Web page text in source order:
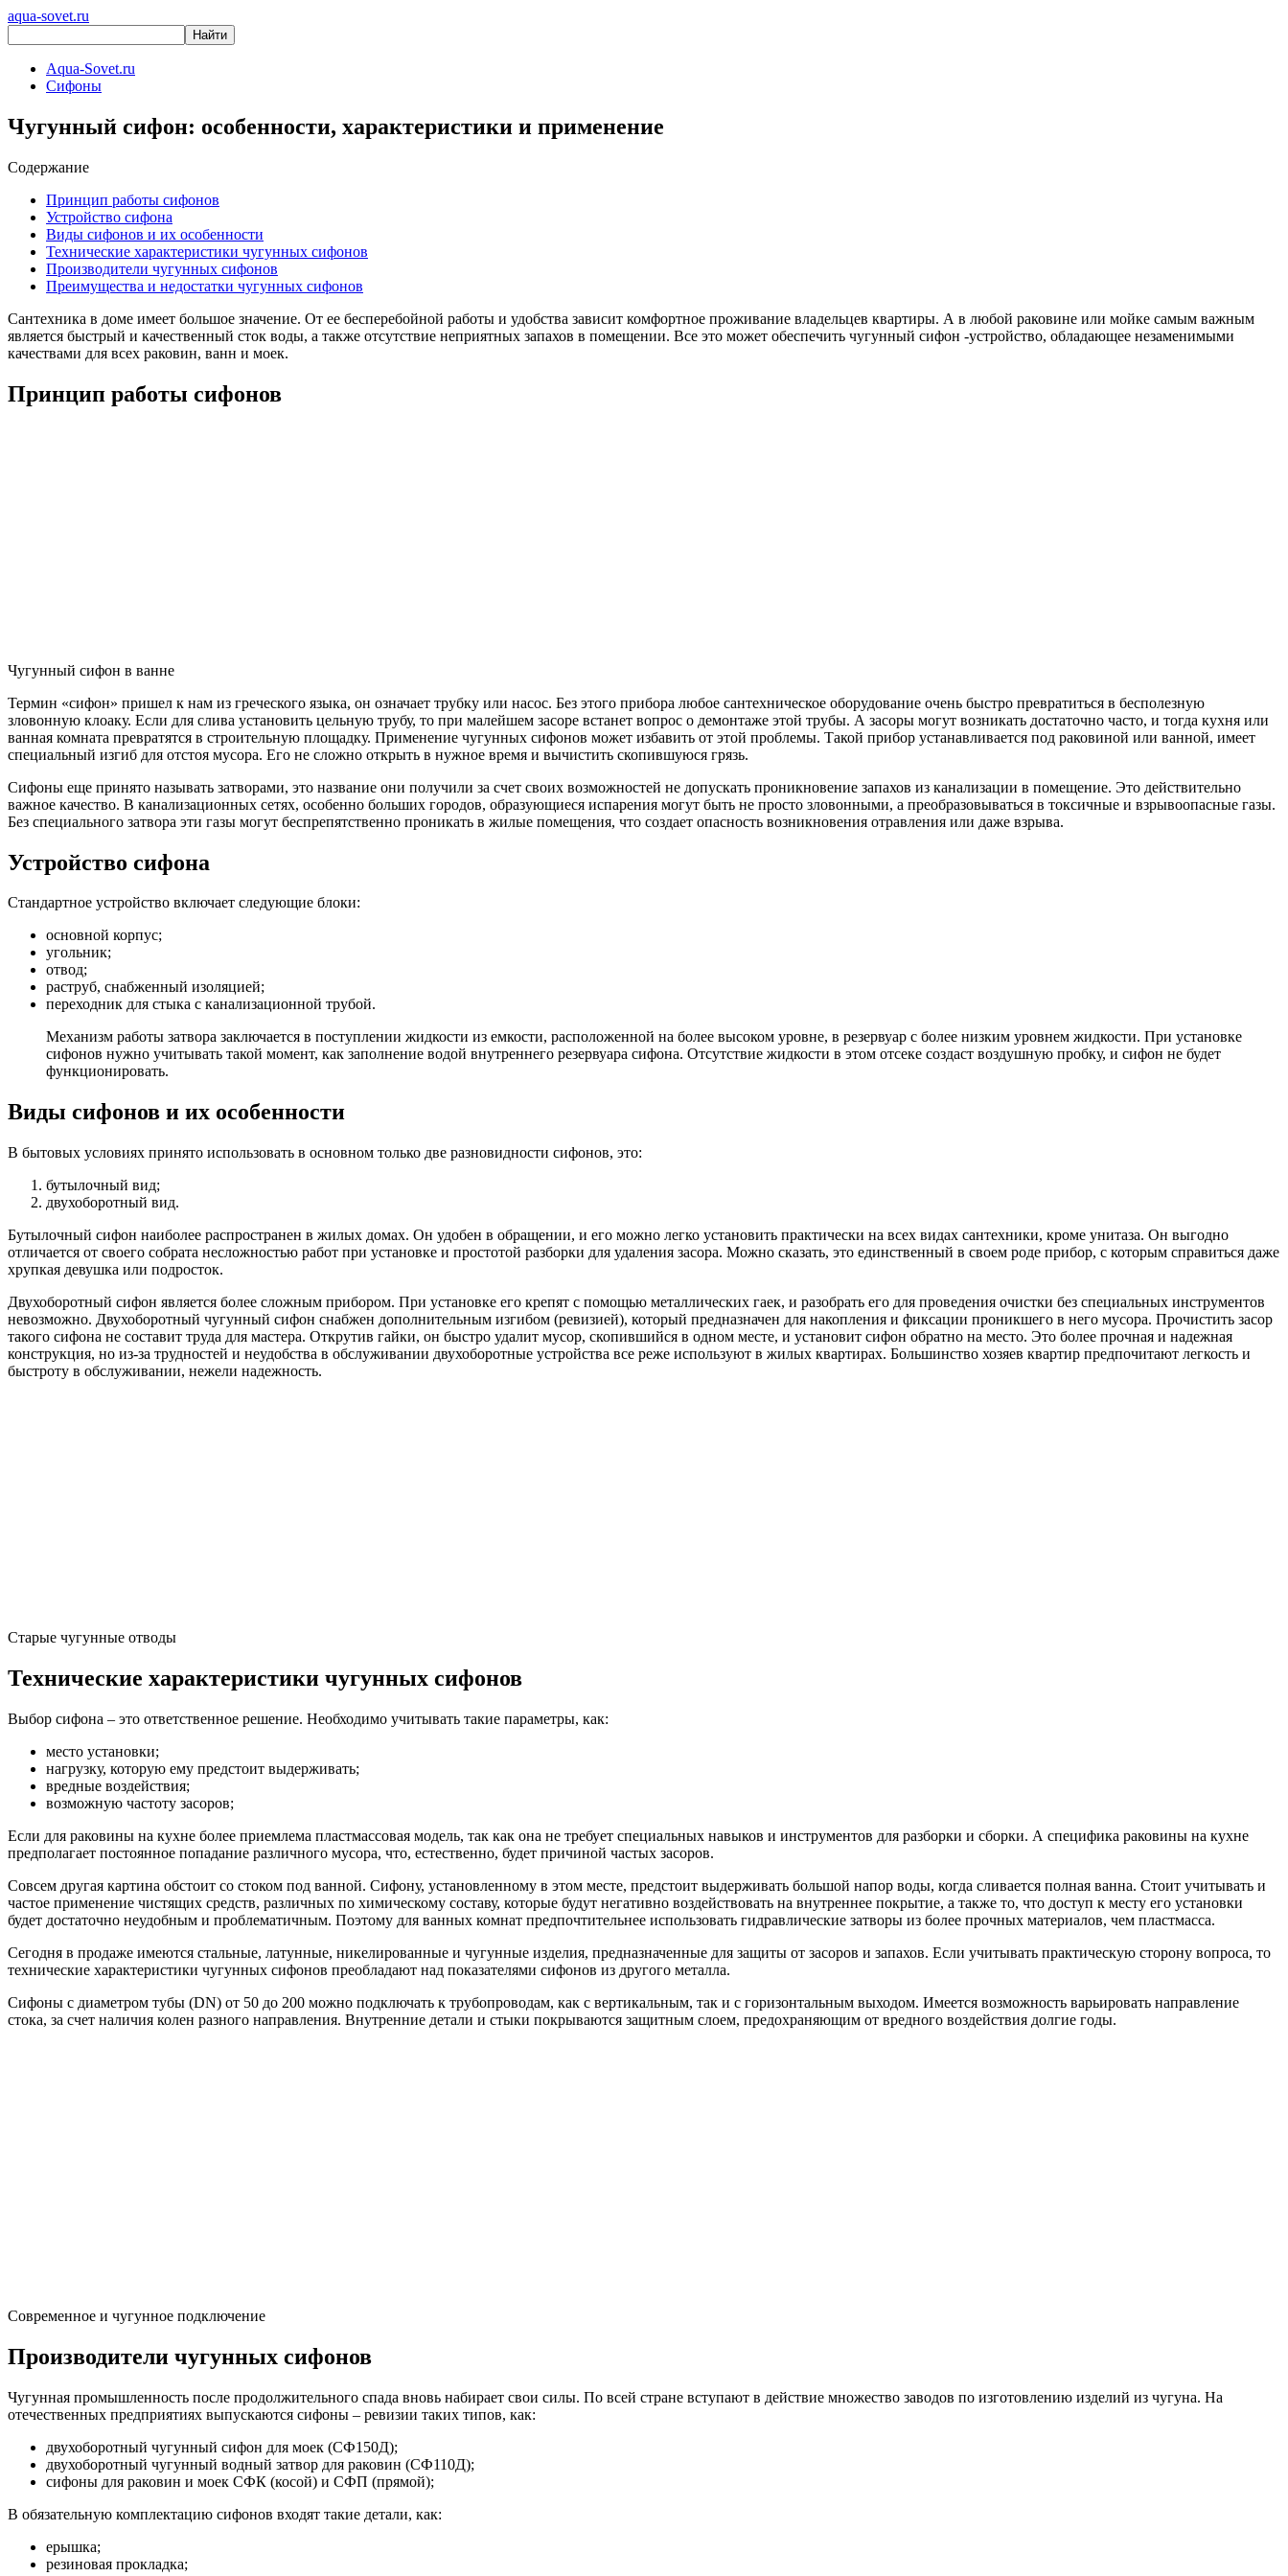
aqua-sovet.ru
Aqua-Sovet.ru
Сифоны
Чугунный сифон: особенности, характеристики и применение
Содержание
Принцип работы сифонов
Устройство сифона
Виды сифонов и их особенности
Технические характеристики чугунных сифонов
Производители чугунных сифонов
Преимущества и недостатки чугунных сифонов
Сантехника в доме имеет большое значение. От ее бесперебойной работы и удобства зависит комфортное проживание владельцев квартиры. А в любой раковине или мойке самым важным
является быстрый и качественный сток воды, а также отсутствие неприятных запахов в помещении. Все это может обеспечить чугунный сифон -устройство, обладающее незаменимыми
качествами для всех раковин, ванн и моек.
Принцип работы сифонов
Чугунный сифон в ванне
Термин «сифон» пришел к нам из греческого языка, он означает трубку или насос. Без этого прибора любое сантехническое оборудование очень быстро превратиться в бесполезную
зловонную клоаку. Если для слива установить цельную трубу, то при малейшем засоре встанет вопрос о демонтаже этой трубы. А засоры могут возникать достаточно часто, и тогда кухня или
ванная комната превратятся в строительную площадку. Применение чугунных сифонов может избавить от этой проблемы. Такой прибор устанавливается под раковиной или ванной, имеет
специальный изгиб для отстоя мусора. Его не сложно открыть в нужное время и вычистить скопившуюся грязь.
Сифоны еще принято называть затворами, это название они получили за счет своих возможностей не допускать проникновение запахов из канализации в помещение. Это действительно
важное качество. В канализационных сетях, особенно больших городов, образующиеся испарения могут быть не просто зловонными, а преобразовываться в токсичные и взрывоопасные газы.
Без специального затвора эти газы могут беспрепятственно проникать в жилые помещения, что создает опасность возникновения отравления или даже взрыва.
Устройство сифона
Стандартное устройство включает следующие блоки:
основной корпус;
угольник;
отвод;
раструб, снабженный изоляцией;
переходник для стыка с канализационной трубой.
Механизм работы затвора заключается в поступлении жидкости из емкости, расположенной на более высоком уровне, в резервуар с более низким уровнем жидкости. При установке
сифонов нужно учитывать такой момент, как заполнение водой внутреннего резервуара сифона. Отсутствие жидкости в этом отсеке создаст воздушную пробку, и сифон не будет
функционировать.
Виды сифонов и их особенности
В бытовых условиях принято использовать в основном только две разновидности сифонов, это:
бутылочный вид;
двухоборотный вид.
Бутылочный сифон наиболее распространен в жилых домах. Он удобен в обращении, и его можно легко установить практически на всех видах сантехники, кроме унитаза. Он выгодно
отличается от своего собрата несложностью работ при установке и простотой разборки для удаления засора. Можно сказать, это единственный в своем роде прибор, с которым справиться даже
хрупкая девушка или подросток.
Двухоборотный сифон является более сложным прибором. При установке его крепят с помощью металлических гаек, и разобрать его для проведения очистки без специальных инструментов
невозможно. Двухоборотный чугунный сифон снабжен дополнительным изгибом (ревизией), который предназначен для накопления и фиксации проникшего в него мусора. Прочистить засор
такого сифона не составит труда для мастера. Открутив гайки, он быстро удалит мусор, скопившийся в одном месте, и установит сифон обратно на место. Это более прочная и надежная
конструкция, но из-за трудностей и неудобства в обслуживании двухоборотные устройства все реже используют в жилых квартирах. Большинство хозяев квартир предпочитают легкость и
быстроту в обслуживании, нежели надежность.
Старые чугунные отводы
Технические характеристики чугунных сифонов
Выбор сифона – это ответственное решение. Необходимо учитывать такие параметры, как:
место установки;
нагрузку, которую ему предстоит выдерживать;
вредные воздействия;
возможную частоту засоров;
Если для раковины на кухне более приемлема пластмассовая модель, так как она не требует специальных навыков и инструментов для разборки и сборки. А специфика раковины на кухне
предполагает постоянное попадание различного мусора, что, естественно, будет причиной частых засоров.
Совсем другая картина обстоит со стоком под ванной. Сифону, установленному в этом месте, предстоит выдерживать большой напор воды, когда сливается полная ванна. Стоит учитывать и
частое применение чистящих средств, различных по химическому составу, которые будут негативно воздействовать на внутреннее покрытие, а также то, что доступ к месту его установки
будет достаточно неудобным и проблематичным. Поэтому для ванных комнат предпочтительнее использовать гидравлические затворы из более прочных материалов, чем пластмасса.
Сегодня в продаже имеются стальные, латунные, никелированные и чугунные изделия, предназначенные для защиты от засоров и запахов. Если учитывать практическую сторону вопроса, то
технические характеристики чугунных сифонов преобладают над показателями сифонов из другого металла.
Сифоны с диаметром тубы (DN) от 50 до 200 можно подключать к трубопроводам, как с вертикальным, так и с горизонтальным выходом. Имеется возможность варьировать направление
стока, за счет наличия колен разного направления. Внутренние детали и стыки покрываются защитным слоем, предохраняющим от вредного воздействия долгие годы.
Современное и чугунное подключение
Производители чугунных сифонов
Чугунная промышленность после продолжительного спада вновь набирает свои силы. По всей стране вступают в действие множество заводов по изготовлению изделий из чугуна. На
отечественных предприятиях выпускаются сифоны – ревизии таких типов, как:
двухоборотный чугунный сифон для моек (СФ150Д);
двухоборотный чугунный водный затвор для раковин (СФ110Д);
сифоны для раковин и моек СФК (косой) и СФП (прямой);
В обязательную комплектацию сифонов входят такие детали, как:
ерышка;
резиновая прокладка;